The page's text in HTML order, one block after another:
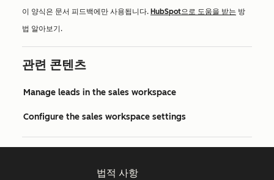
이 양식은 문서 피드백에만 사용됩니다. HubSpot으로 도움을 받는 방
법 알아보기.
관련 콘텐츠
Manage leads in the sales workspace
Configure the sales workspace settings
법적 사항